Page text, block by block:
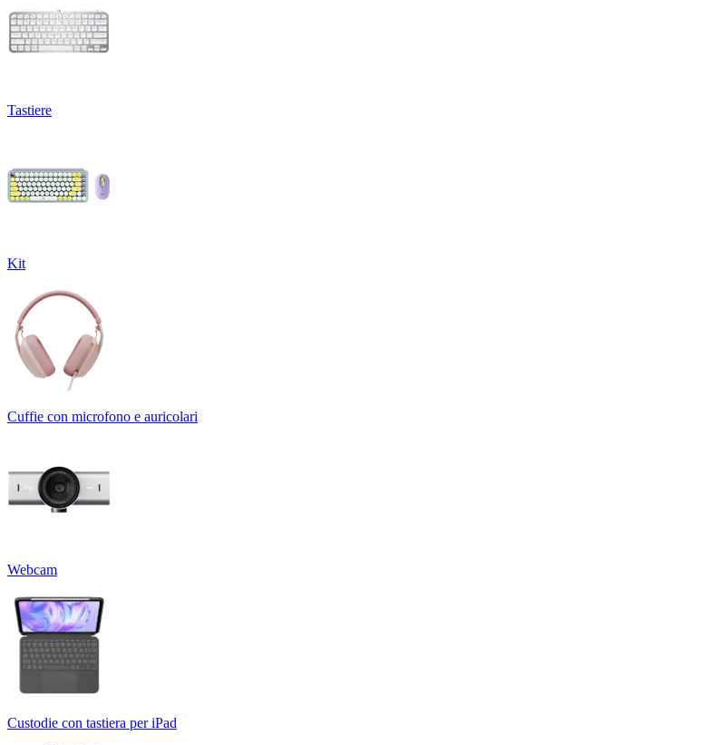
Tastiere
Kit
Cuffie con microfono e auricolari
Webcam
Custodie con tastiera per iPad